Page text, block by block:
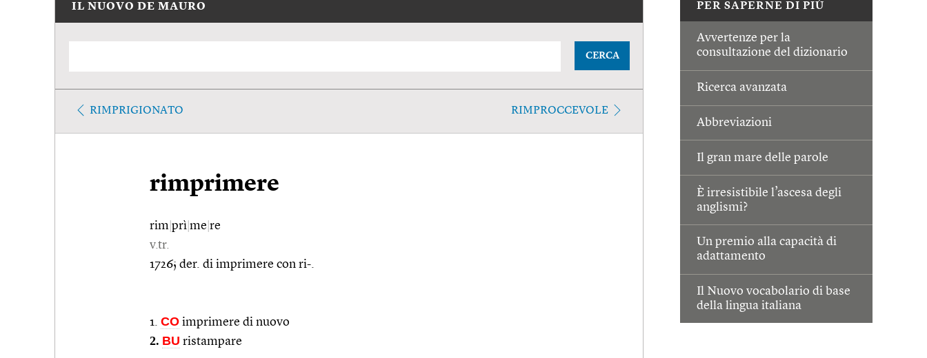
PER SAPERNE DI PIÙ
Avvertenze per la
consultazione del dizionario
Ricerca avanzata
Abbreviazioni
Il gran mare delle parole
È irresistibile l’ascesa degli
anglismi?
Un premio alla capacità di
adattamento
Il Nuovo vocabolario di base
della lingua italiana
IL NUOVO DE MAURO
CERCA
RIMPRIGIONATO RIMPROCCEVOLE
rimprimere
rim prì me re
v.tr.
1726; der. di imprimere con ri-.
1. CO imprimere di nuovo
2. BU ristampare